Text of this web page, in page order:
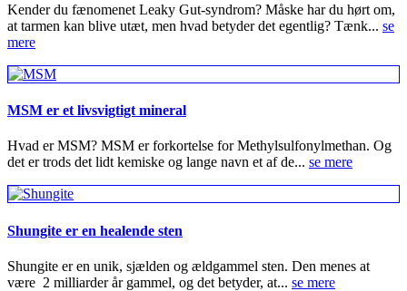
Kender du fænomenet Leaky Gut-syndrom? Måske har du hørt om,
at tarmen kan blive utæt, men hvad betyder det egentlig? Tænk... se
mere
MSM er et livsvigtigt mineral
Hvad er MSM? MSM er forkortelse for Methylsulfonylmethan. Og
det er trods det lidt kemiske og lange navn et af de... se mere
Shungite er en healende sten
Shungite er en unik, sjælden og ældgammel sten. Den menes at
være 2 milliarder år gammel, og det betyder, at... se mere